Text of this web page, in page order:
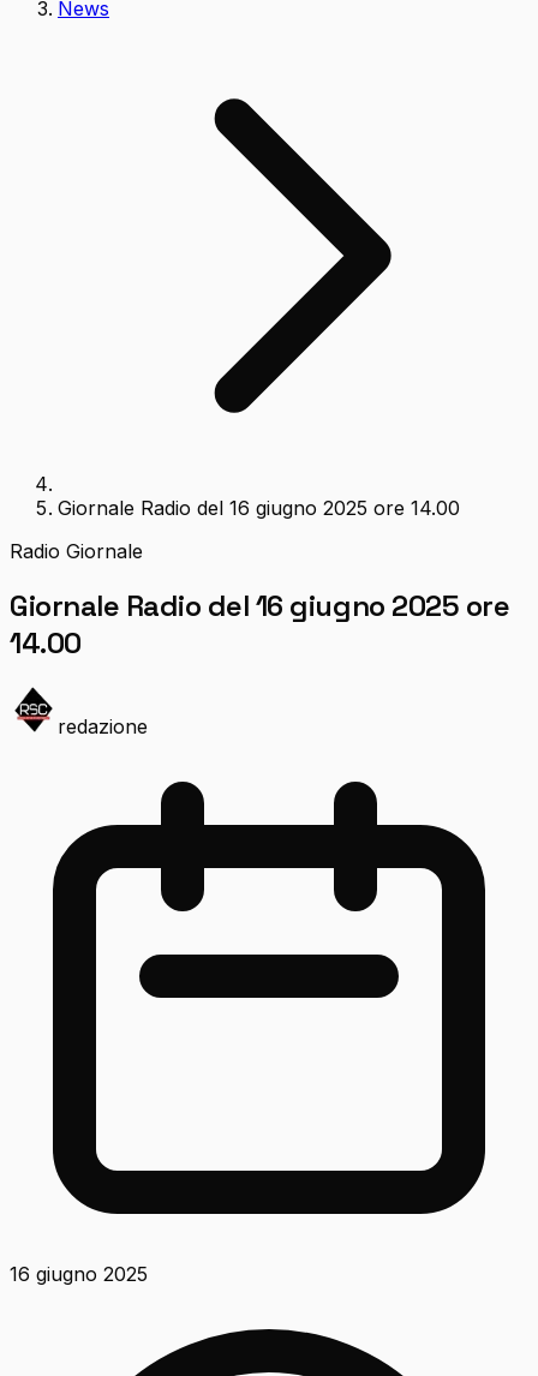
News
Giornale Radio del 16 giugno 2025 ore 14.00
Radio Giornale
Giornale Radio del 16 giugno 2025 ore
14.00
redazione
16 giugno 2025